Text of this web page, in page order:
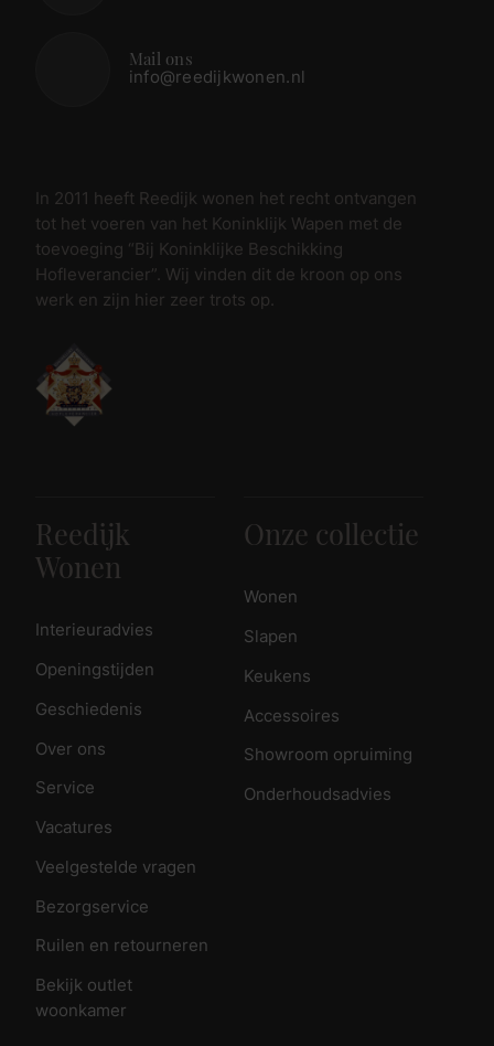
Mail ons
info@reedijkwonen.nl
In 2011 heeft Reedijk wonen het recht ontvangen
tot het voeren van het Koninklijk Wapen met de
toevoeging “Bij Koninklijke Beschikking
Hofleverancier”. Wij vinden dit de kroon op ons
werk en zijn hier zeer trots op.
Reedijk
Wonen
Interieuradvies
Openingstijden
Geschiedenis
Over ons
Service
Vacatures
Veelgestelde vragen
Bezorgservice
Ruilen en retourneren
Bekijk outlet
woonkamer
Onze collectie
Wonen
Slapen
Keukens
Accessoires
Showroom opruiming
Onderhoudsadvies